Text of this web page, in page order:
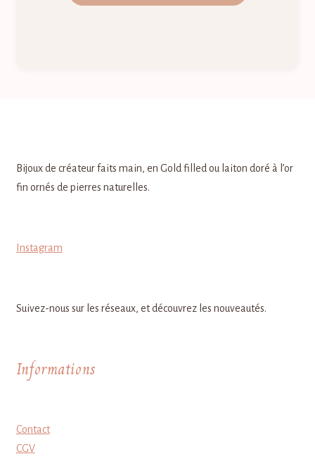
Bijoux de créateur faits main, en Gold filled ou laiton doré à l’or
fin ornés de pierres naturelles.
Instagram
Suivez-nous sur les réseaux, et découvrez les nouveautés.
Informations
Contact
CGV